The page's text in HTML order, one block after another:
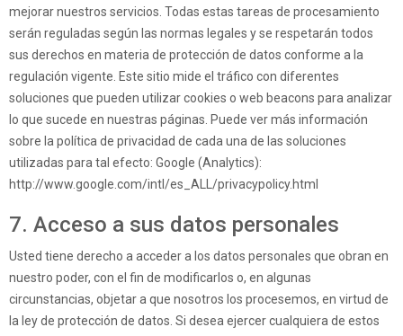
mejorar nuestros servicios. Todas estas tareas de procesamiento
serán reguladas según las normas legales y se respetarán todos
sus derechos en materia de protección de datos conforme a la
regulación vigente. Este sitio mide el tráfico con diferentes
soluciones que pueden utilizar cookies o web beacons para analizar
lo que sucede en nuestras páginas. Puede ver más información
sobre la política de privacidad de cada una de las soluciones
utilizadas para tal efecto: Google (Analytics):
http://www.google.com/intl/es_ALL/privacypolicy.html
7. Acceso a sus datos personales
Usted tiene derecho a acceder a los datos personales que obran en
nuestro poder, con el fin de modificarlos o, en algunas
circunstancias, objetar a que nosotros los procesemos, en virtud de
la ley de protección de datos. Si desea ejercer cualquiera de estos